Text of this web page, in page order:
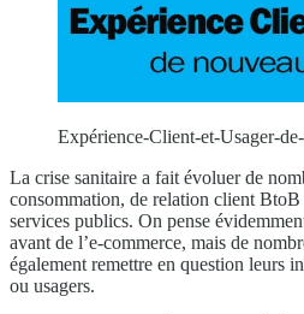
Expérience-Client-et-Usager-
La crise sanitaire a fait évoluer de
consommation, de relation client BtoB
services publics. On pense
avant de l’e-commerce, mais de
également remettre en question leurs
ou usagers.